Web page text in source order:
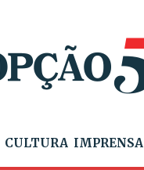
CULTURA IMPRENSA